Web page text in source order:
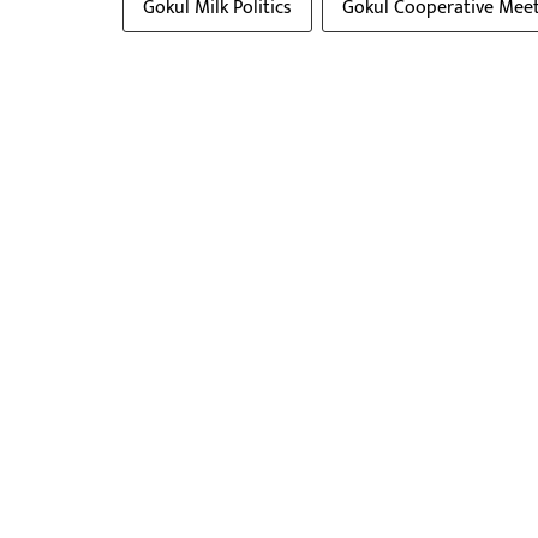
Gokul Milk Politics Gokul Cooperative